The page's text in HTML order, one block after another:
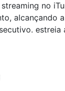
no
alcançando